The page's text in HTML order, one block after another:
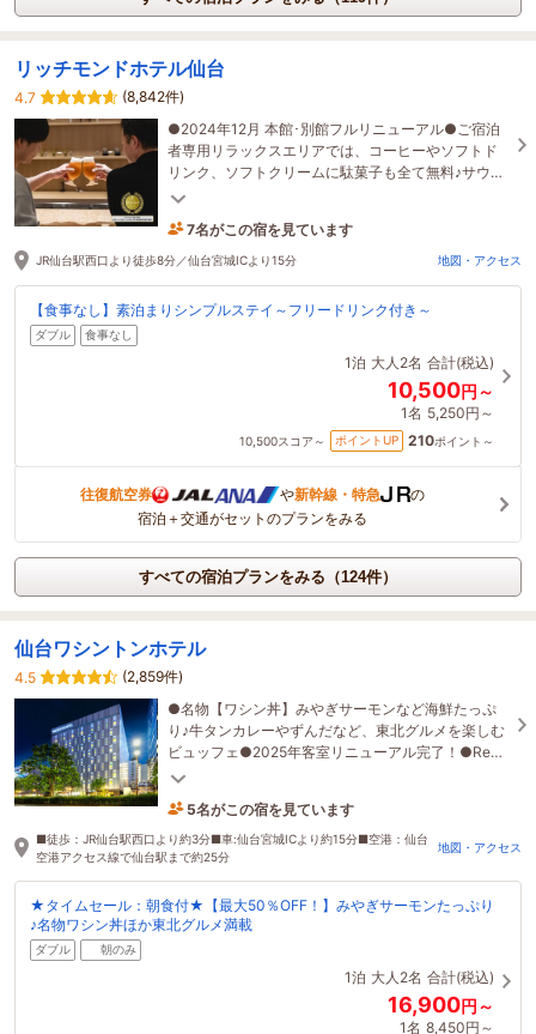
リッチモンドホテル仙台
4.7
(8,842件)
●2024年12月 本館･別館フルリニューアル●ご宿泊
者専用リラックスエリアでは、コーヒーやソフトド
リンク、ソフトクリームに駄菓子も全て無料♪サウナ
ルームも誕生！
7名がこの宿を見ています
たった今予約されました
JR仙台駅西口より徒歩8分／仙台宮城ICより15分 地図・アクセス
【食事なし】素泊まりシンプルステイ～フリードリンク付き～
ダブル 食事なし
1泊 大人2名 合計(税込)
10,500円～
1名 5,250円～
10,500スコア～ ポイントUP 210ポイント～
往復航空券 や新幹線・特急
の
宿泊＋交通がセットのプランをみる
すべての宿泊プランをみる（124件）
仙台ワシントンホテル
4.5
(2,859件)
●名物【ワシン丼】みやぎサーモンなど海鮮たっぷ
り♪牛タンカレーやずんだなど、東北グルメを楽しむ
ビュッフェ●2025年客室リニューアル完了！●ReFa
完備＆雑誌・漫画読み放題の【レディースルーム】
5名がこの宿を見ています
1時間前に予約されました
■徒歩：JR仙台駅西口より約3分■車:仙台宮城ICより約15分■空港：仙台
空港アクセス線で仙台駅まで約25分
地図・アクセス
★タイムセール：朝食付★【最大50％OFF！】みやぎサーモンたっぷり
♪名物ワシン丼ほか東北グルメ満載
ダブル 朝のみ
1泊 大人2名 合計(税込)
16,900円～
1名 8,450円～